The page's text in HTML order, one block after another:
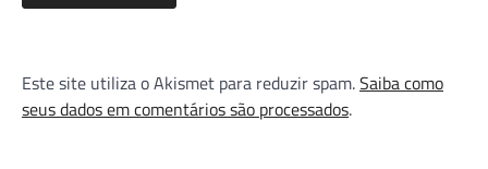
Este site utiliza o Akismet para reduzir spam.Saiba como
seus dados em comentários são processados.